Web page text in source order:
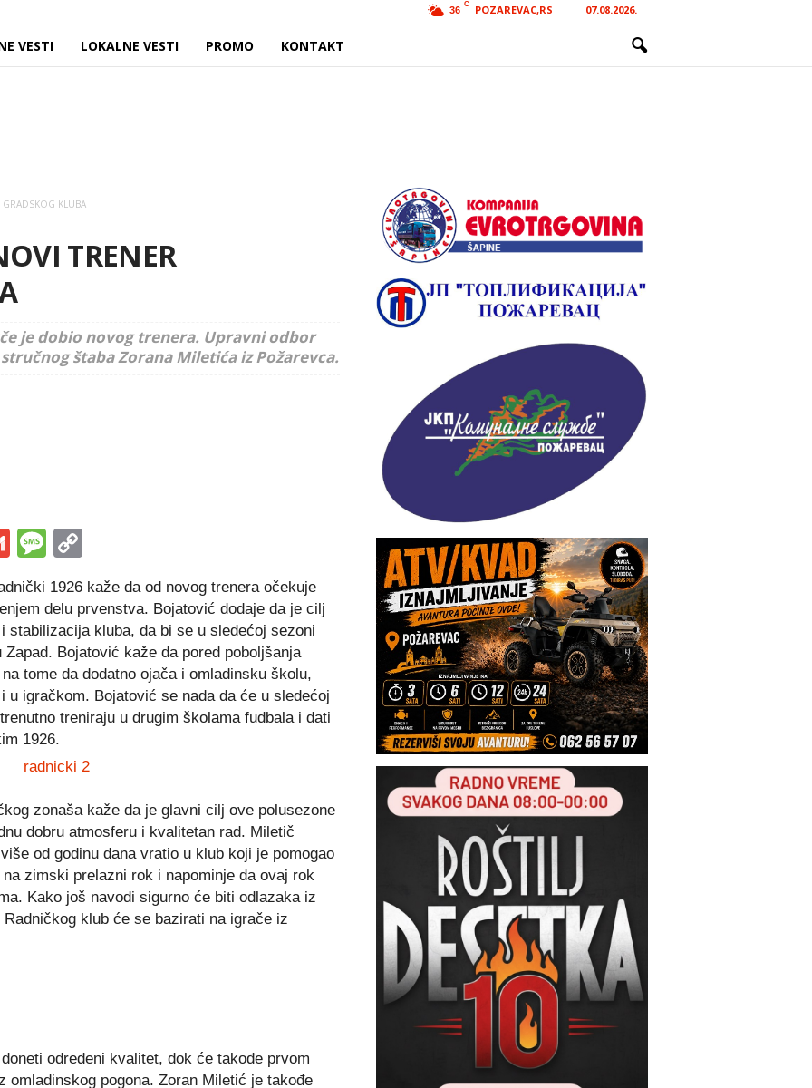
36
C POZAREVAC,RS 07.08.2026.
VESTI LOKALNE VESTI PROMO KONTAKT
KLUBA
TRENER
je dobio novog trenera. Upravni odbor
štaba Zorana Miletića iz Požarevca.
GmailMessage
Link
1926 kaže da od novog trenera očekuje
delu prvenstva. Bojatović dodaje da je cilj
stabilizacija kluba, da bi se u sledećoj sezoni
Zapad. Bojatović kaže da pored poboljšanja
tome da dodatno ojača i omladinsku školu,
u igračkom. Bojatović se nada da će u sledećoj
treniraju u drugim školama fudbala i dati
1926.
zonaša kaže da je glavni cilj ove polusezone
dobru atmosferu i kvalitetan rad. Miletič
od godinu dana vratio u klub koji je pomogao
zimski prelazni rok i napominje da ovaj rok
Kako još navodi sigurno će biti odlazaka iz
klub će se bazirati na igrače iz
određeni kvalitet, dok će takođe prvom
pogona. Zoran Miletić je takođe